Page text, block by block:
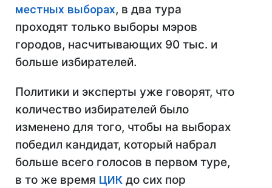
местных выборах, в два тура
проходят только выборы мэров
городов, насчитывающих 90 тыс. и
больше избирателей.
Политики и эксперты уже говорят, что
количество избирателей было
изменено для того, чтобы на выборах
победил кандидат, который набрал
больше всего голосов в первом туре,
в то же время ЦИК до сих пор